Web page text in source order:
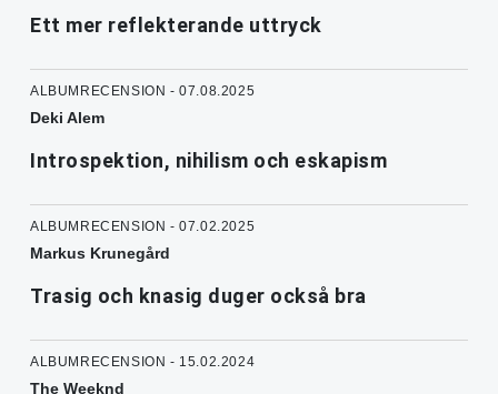
Ett mer reflekterande uttryck
ALBUMRECENSION - 07.08.2025
Deki Alem
Introspektion, nihilism och eskapism
ALBUMRECENSION - 07.02.2025
Markus Krunegård
Trasig och knasig duger också bra
ALBUMRECENSION - 15.02.2024
The Weeknd